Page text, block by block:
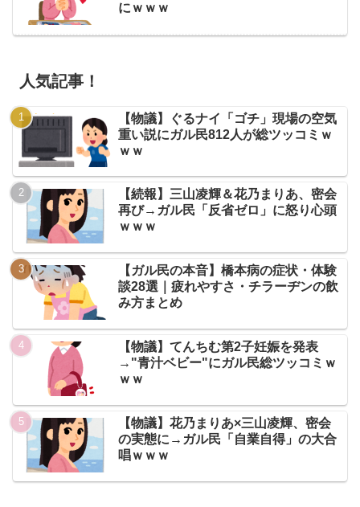
にｗｗｗ
人気記事！
【物議】ぐるナイ「ゴチ」現場の空気
重い説にガル民812人が総ツッコミｗ
ｗｗ
【続報】三山凌輝＆花乃まりあ、密会
再び→ガル民「反省ゼロ」に怒り心頭
ｗｗｗ
【ガル民の本音】橋本病の症状・体験
談28選｜疲れやすさ・チラーヂンの飲
み方まとめ
【物議】てんちむ第2子妊娠を発表
→"青汁ベビー"にガル民総ツッコミｗ
ｗｗ
【物議】花乃まりあ×三山凌輝、密会
の実態に→ガル民「自業自得」の大合
唱ｗｗｗ